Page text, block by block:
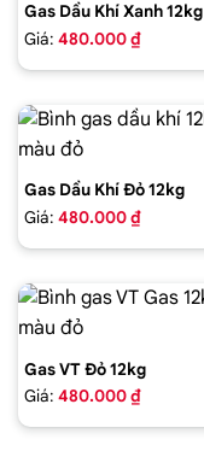
Gas Dầu Khí Xanh 12kg
Giá: 480.000 ₫
Gas Dầu Khí Đỏ 12kg
Giá: 480.000 ₫
Gas VT Đỏ 12kg
Giá: 480.000 ₫